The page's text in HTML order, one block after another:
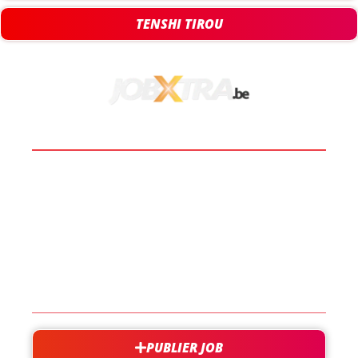
TENSHI TIROU
PUBLIER JOB